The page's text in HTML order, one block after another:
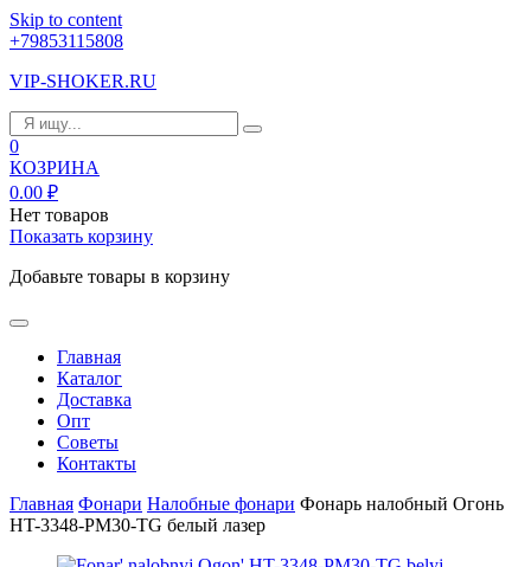
Skip to content
+79853115808
VIP-SHOKER.RU
0
КОЗРИНА
0.00 ₽
Нет товаров
Показать корзину
Добавьте товары в корзину
Главная
Каталог
Доставка
Опт
Советы
Контакты
Главная Фонари Налобные фонари Фонарь налобный Огонь
HT-3348-PM30-TG белый лазер